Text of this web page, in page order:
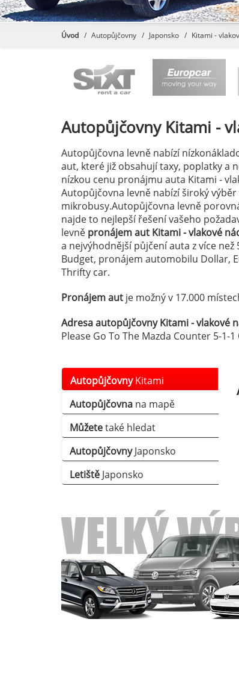
Úvod Autopůjčovny Japonsko Kitami -
AutopůjčovnyKitami -
Autopůjčovna levně nabízí
aut, které již obsahují taxy, poplatky a
nízkou cenu pronájmu auta Kitami -
Autopůjčovna levně nabízí široký
mikrobusy.Autopůjčovna levně
najde to nejlepší řešení vašeho
levně pronájem aut Kitami - vlakové
a nejvýhodnější půjčení auta z více
Budget, pronájem automobilu Dollar,
Thrifty car.
Pronájem aut je možný v 17.000
Adresa autopůjčovny Kitami - vlakové
Please Go To The Mazda Counter 5-1-
AutopůjčovnyKitami
Autopůjčovna na mapě
Můžetetaké hledat
AutopůjčovnyJaponsko
Letiště Japonsko